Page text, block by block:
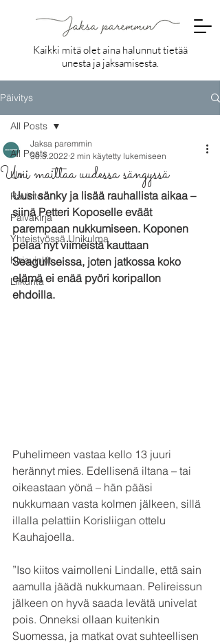
Kaikki mitä olet aina halunnut tietää
unesta ja jaksamisesta.
Päivitys
All Posts
Uni
Ravinto
Päiväkirja
Yhteistyössä Unikulma
Kirjavinkit
Liikunta
All Posts
Uni maittaa uudessa sängyssä
Jaksa paremmin
30.5.2022 2 min käytetty lukemiseen
Uusi sänky ja lisää rauhallista aikaa –
siinä Petteri Koposelle eväät
parempaan nukkumiseen. Koponen
pelaa nyt viimeistä kauttaan
Seagullseissa, joten jatkossa koko
elämä ei enää pyöri koripallon
ehdoilla.
Puhelimeen vastaa kello 13 juuri
herännyt mies. Edellisenä iltana – tai
oikeastaan yönä – hän pääsi
nukkumaan vasta kolmen jälkeen, sillä
illalla pelattiin Korisliigan ottelu
Kauhajoella.
”Iso kiitos vaimolleni Lindalle, että sain
aamulla jäädä nukkumaan. Pelireissun
jälkeen on hyvä saada levätä univelat
pois. Onneksi ollaan kuitenkin
Suomessa, ja matkat ovat suhteellisen